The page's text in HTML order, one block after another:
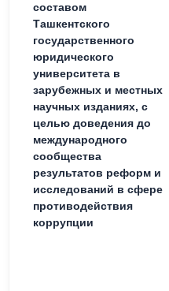
составом
Ташкентского
государственного
юридического
университета в
зарубежных и местных
научных изданиях, с
целью доведения до
международного
сообщества
результатов реформ и
исследований в сфере
противодействия
коррупции